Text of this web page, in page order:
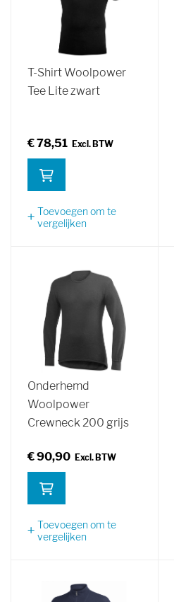
T-Shirt Woolpower
Tee Lite zwart
€ 78,51
Toevoegen om te
vergelijken
Onderhemd
Woolpower
Crewneck 200 grijs
€ 90,90
Toevoegen om te
vergelijken